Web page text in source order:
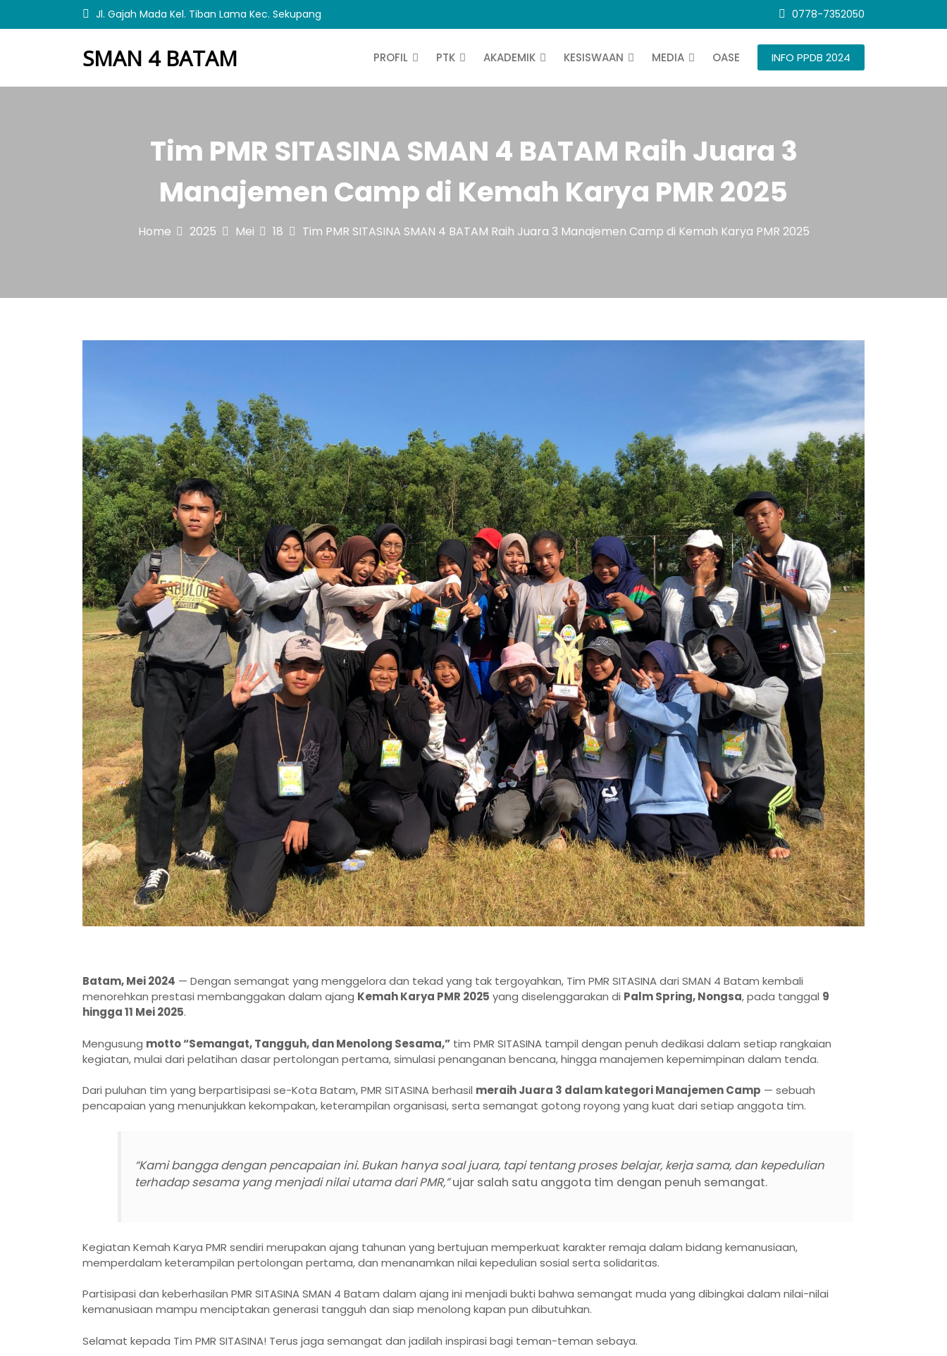
o
Jl. Gajah Mada Kel. Tiban Lama Kec. Sekupang 0778-7352050
SMAN 4 BATAM PROFIL PTK AKADEMIK KESISWAAN MEDIA OASE INFO PPDB 2024
Tim PMR SITASINA SMAN 4 BATAM Raih Juara 3
Manajemen Camp di Kemah Karya PMR 2025
Home 2025 Mei 18 Tim PMR SITASINA SMAN 4 BATAM Raih Juara 3 Manajemen Camp di Kemah Karya PMR 2025
Batam, Mei 2024 — Dengan semangat yang menggelora dan tekad yang tak tergoyahkan, Tim PMR SITASINA dari SMAN 4 Batam kembali
menorehkan prestasi membanggakan dalam ajang Kemah Karya PMR 2025 yang diselenggarakan di Palm Spring, Nongsa, pada tanggal 9
hingga 11 Mei 2025.
Mengusung motto “Semangat, Tangguh, dan Menolong Sesama,” tim PMR SITASINA tampil dengan penuh dedikasi dalam setiap rangkaian
kegiatan, mulai dari pelatihan dasar pertolongan pertama, simulasi penanganan bencana, hingga manajemen kepemimpinan dalam tenda.
Dari puluhan tim yang berpartisipasi se-Kota Batam, PMR SITASINA berhasil meraih Juara 3 dalam kategori Manajemen Camp — sebuah
pencapaian yang menunjukkan kekompakan, keterampilan organisasi, serta semangat gotong royong yang kuat dari setiap anggota tim.
“Kami bangga dengan pencapaian ini. Bukan hanya soal juara, tapi tentang proses belajar, kerja sama, dan kepedulian
terhadap sesama yang menjadi nilai utama dari PMR,”ujar salah satu anggota tim dengan penuh semangat.
Kegiatan Kemah Karya PMR sendiri merupakan ajang tahunan yang bertujuan memperkuat karakter remaja dalam bidang kemanusiaan,
memperdalam keterampilan pertolongan pertama, dan menanamkan nilai kepedulian sosial serta solidaritas.
Partisipasi dan keberhasilan PMR SITASINA SMAN 4 Batam dalam ajang ini menjadi bukti bahwa semangat muda yang dibingkai dalam nilai-nilai
kemanusiaan mampu menciptakan generasi tangguh dan siap menolong kapan pun dibutuhkan.
Selamat kepada Tim PMR SITASINA! Terus jaga semangat dan jadilah inspirasi bagi teman-teman sebaya.